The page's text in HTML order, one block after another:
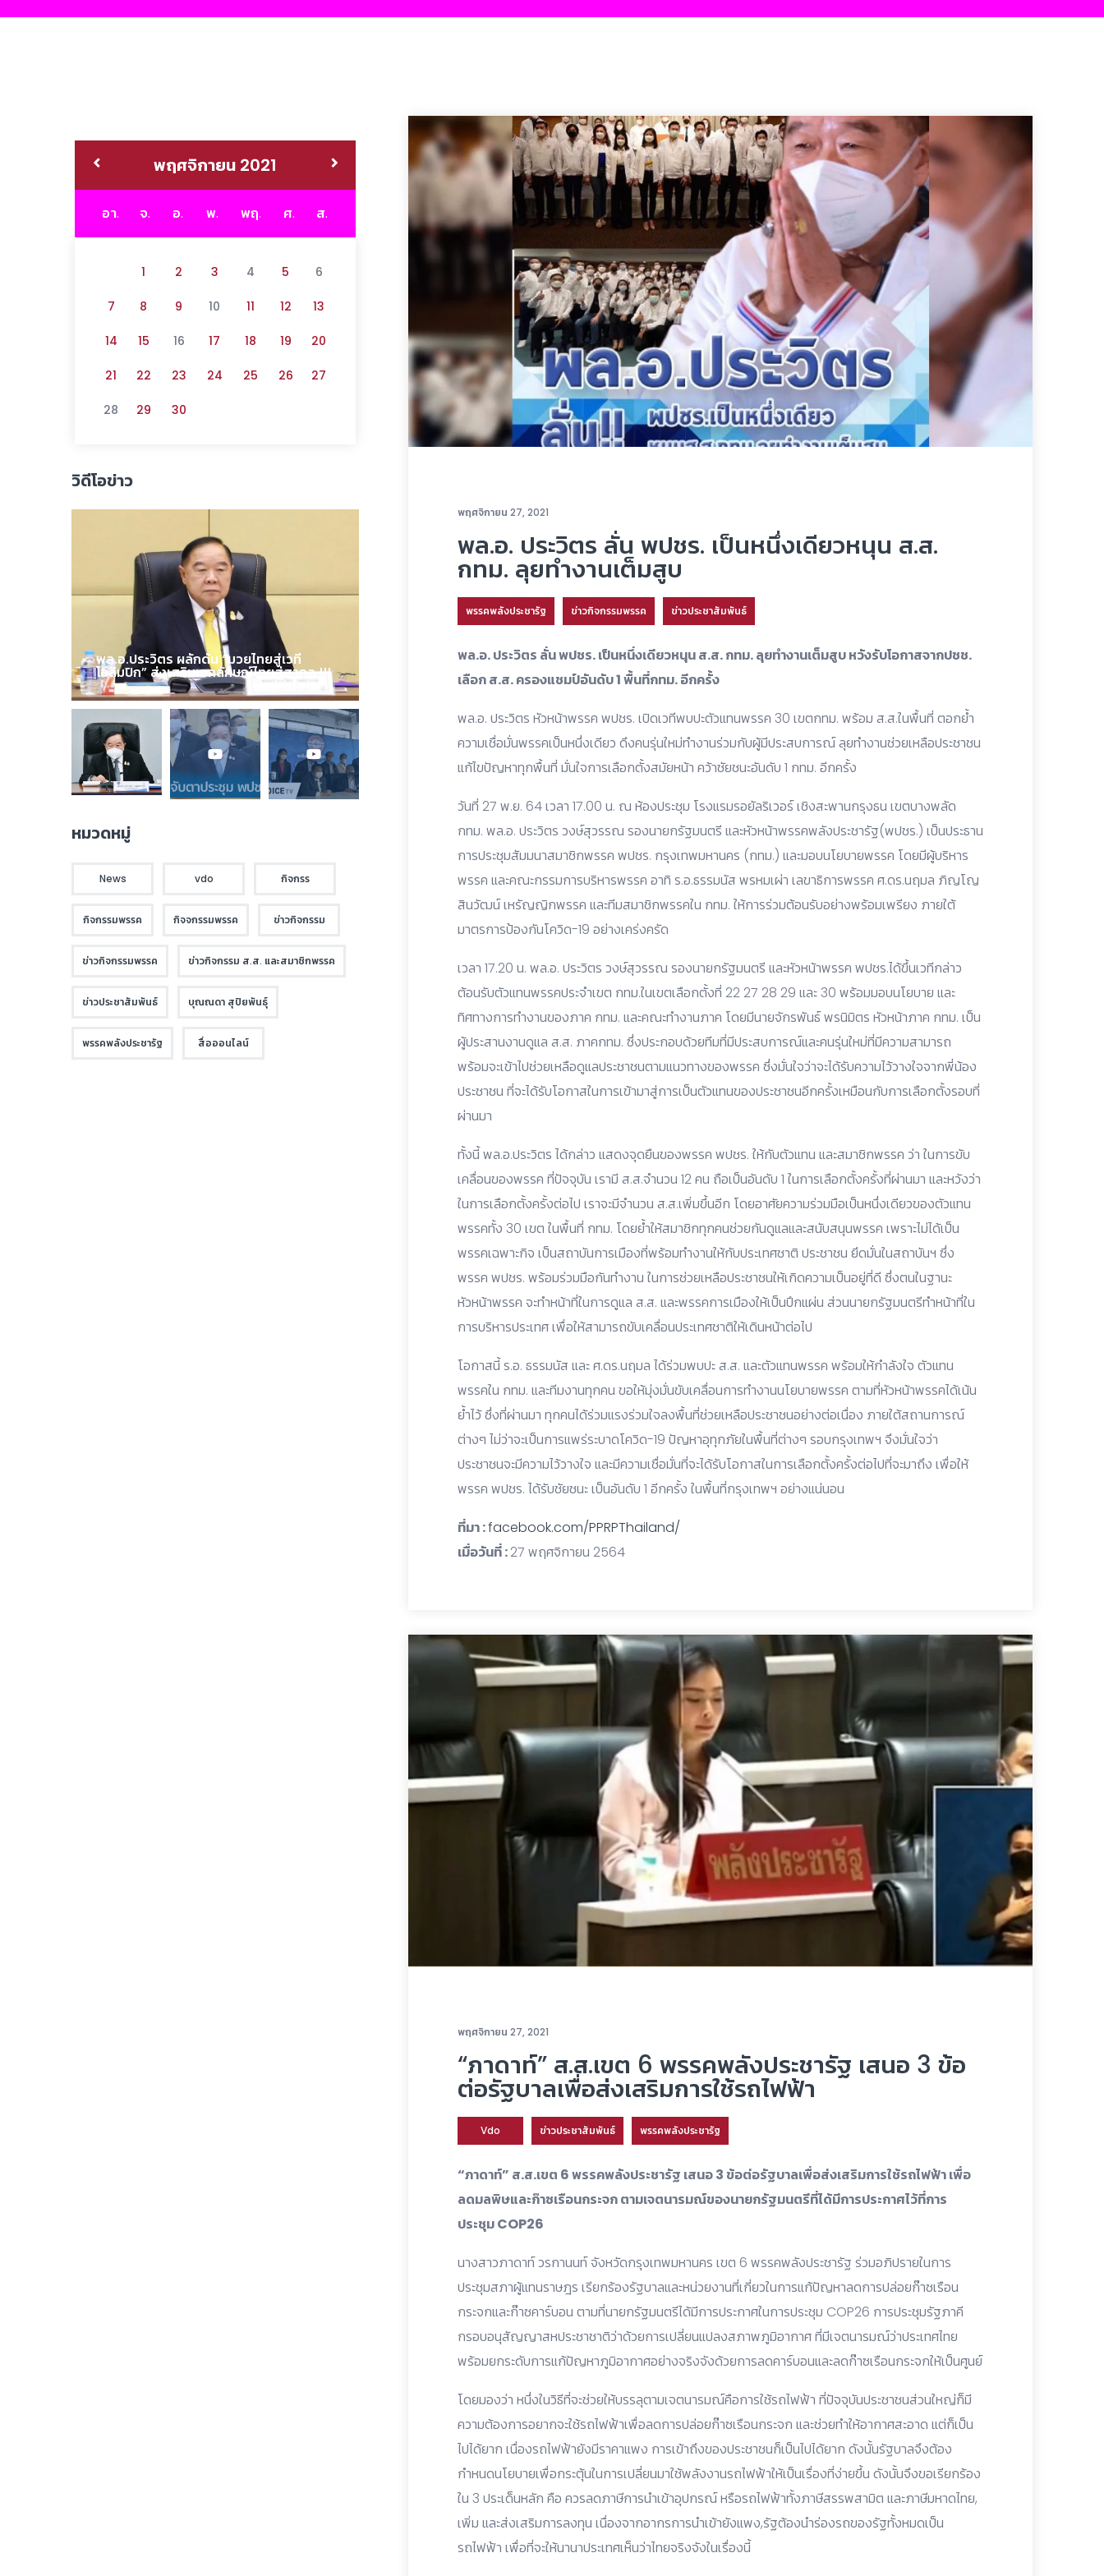
พฤศจิกายน 27, 2021
พล.อ. ประวิตร ลั่น พปชร. เป็นหนึ่งเดียวหนุน ส.ส.
กทม. ลุยทำงานเต็มสูบ
พรรคพลังประชารัฐ ข่าวกิจกรรมพรรค ข่าวประชาสัมพันธ์
พล.อ. ประวิตร ลั่น พปชร. เป็นหนึ่งเดียวหนุน ส.ส. กทม. ลุยทำงานเต็มสูบ หวังรับโอกาสจากปชช.
เลือก ส.ส. ครองแชมป์อันดับ 1 พื้นที่กทม. อีกครั้ง
พล.อ. ประวิตร หัวหน้าพรรค พปชร. เปิดเวทีพบปะตัวแทนพรรค 30 เขตกทม. พร้อม ส.ส.ในพื้นที่ ตอกย้ำ
ความเชื่อมั่นพรรคเป็นหนึ่งเดียว ดึงคนรุ่นใหม่ทำงานร่วมกับผู้มีประสบการณ์ ลุยทำงานช่วยเหลือประชาชน
แก้ไขปัญหาทุกพื้นที่ มั่นใจการเลือกตั้งสมัยหน้า คว้าชัยชนะอันดับ 1 กทม. อีกครั้ง
วันที่ 27 พ.ย. 64 เวลา 17.00 น. ณ ห้องประชุม โรงแรมรอยัลริเวอร์ เชิงสะพานกรุงธน เขตบางพลัด
กทม. พล.อ. ประวิตร วงษ์สุวรรณ รองนายกรัฐมนตรี และหัวหน้าพรรคพลังประชารัฐ(พปชร.) เป็นประธาน
การประชุมสัมมนาสมาชิกพรรค พปชร. กรุงเทพมหานคร (กทม.) และมอบนโยบายพรรค โดยมีผู้บริหาร
พรรค และคณะกรรมการบริหารพรรค อาทิ ร.อ.ธรรมนัส พรหมเผ่า เลขาธิการพรรค ศ.ดร.นฤมล ภิญโญ
สินวัฒน์ เหรัญญิกพรรค และทีมสมาชิกพรรคใน กทม. ให้การร่วมต้อนรับอย่างพร้อมเพรียง ภายใต้
มาตรการป้องกันโควิด-19 อย่างเคร่งครัด
เวลา 17.20 น. พล.อ. ประวิตร วงษ์สุวรรณ รองนายกรัฐมนตรี และหัวหน้าพรรค พปชร.ได้ขึ้นเวทีกล่าว
ต้อนรับตัวแทนพรรคประจำเขต กทม.ในเขตเลือกตั้งที่ 22 27 28 29 และ 30 พร้อมมอบนโยบาย และ
ทิศทางการทำงานของภาค กทม. และคณะทำงานภาค โดยมีนายจักรพันธ์ พรนิมิตร หัวหน้าภาค กทม. เป็น
ผู้ประสานงานดูแล ส.ส. ภาคกทม. ซึ่งประกอบด้วยทีมที่มีประสบการณ์และคนรุ่นใหม่ที่มีความสามารถ
พร้อมจะเข้าไปช่วยเหลือดูแลประชาชนตามแนวทางของพรรค ซึ่งมั่นใจว่าจะได้รับความไว้วางใจจากพี่น้อง
ประชาชน ที่จะได้รับโอกาสในการเข้ามาสู่การเป็นตัวแทนของประชาชนอีกครั้งเหมือนกับการเลือกตั้งรอบที่
ผ่านมา
ทั้งนี้ พล.อ.ประวิตร ได้กล่าว แสดงจุดยืนของพรรค พปชร. ให้กับตัวแทน และสมาชิกพรรค ว่า ในการขับ
เคลื่อนของพรรค ที่ปัจจุบัน เรามี ส.ส.จำนวน 12 คน ถือเป็นอันดับ 1 ในการเลือกตั้งครั้งที่ผ่านมา และหวังว่า
ในการเลือกตั้งครั้งต่อไป เราจะมีจำนวน ส.ส.เพิ่มขึ้นอีก โดยอาศัยความร่วมมือเป็นหนึ่งเดียวของตัวแทน
พรรคทั้ง 30 เขต ในพื้นที่ กทม. โดยย้ำให้สมาชิกทุกคนช่วยกันดูแลและสนับสนุนพรรค เพราะไม่ได้เป็น
พรรคเฉพาะกิจ เป็นสถาบันการเมืองที่พร้อมทำงานให้กับประเทศชาติ ประชาชน ยึดมั่นในสถาบันฯ ซึ่ง
พรรค พปชร. พร้อมร่วมมือกันทำงาน ในการช่วยเหลือประชาชนให้เกิดความเป็นอยู่ที่ดี ซึ่งตนในฐานะ
หัวหน้าพรรค จะทำหน้าที่ในการดูแล ส.ส. และพรรคการเมืองให้เป็นปึกแผ่น ส่วนนายกรัฐมนตรีทำหน้าที่ใน
การบริหารประเทศ เพื่อให้สามารถขับเคลื่อนประเทศชาติให้เดินหน้าต่อไป
โอกาสนี้ ร.อ. ธรรมนัส และ ศ.ดร.นฤมล ได้ร่วมพบปะ ส.ส. และตัวแทนพรรค พร้อมให้กำลังใจ ตัวแทน
พรรคใน กทม. และทีมงานทุกคน ขอให้มุ่งมั่นขับเคลื่อนการทำงานนโยบายพรรค ตามที่หัวหน้าพรรคได้เน้น
ย้ำไว้ ซึ่งที่ผ่านมา ทุกคนได้ร่วมแรงร่วมใจลงพื้นที่ช่วยเหลือประชาชนอย่างต่อเนื่อง ภายใต้สถานการณ์
ต่างๆ ไม่ว่าจะเป็นการแพร่ระบาดโควิด-19 ปัญหาอุทุกภัยในพื้นที่ต่างๆ รอบกรุงเทพฯ จึงมั่นใจว่า
ประชาชนจะมีความไว้วางใจ และมีความเชื่อมั่นที่จะได้รับโอกาสในการเลือกตั้งครั้งต่อไปที่จะมาถึง เพื่อให้
พรรค พปชร. ได้รับชัยชนะ เป็นอันดับ 1 อีกครั้ง ในพื้นที่กรุงเทพฯ อย่างแน่นอน
ที่มา :facebook.com/PPRPThailand/
เมื่อวันที่ :27 พฤศจิกายน 2564
พฤศจิกายน 27, 2021
“ภาดาท์” ส.ส.เขต 6 พรรคพลังประชารัฐ เสนอ 3 ข้อ
ต่อรัฐบาลเพื่อส่งเสริมการใช้รถไฟฟ้า
Vdo ข่าวประชาสัมพันธ์ พรรคพลังประชารัฐ
“ภาดาท์” ส.ส.เขต 6 พรรคพลังประชารัฐ เสนอ 3 ข้อต่อรัฐบาลเพื่อส่งเสริมการใช้รถไฟฟ้า เพื่อ
ลดมลพิษและก๊าซเรือนกระจก ตามเจตนารมณ์ของนายกรัฐมนตรีที่ได้มีการประกาศไว้ที่การ
ประชุม COP26
นางสาวภาดาท์ วรกานนท์ จังหวัดกรุงเทพมหานคร เขต 6 พรรคพลังประชารัฐ ร่วมอภิปรายในการ
ประชุมสภาผู้แทนราษฎร เรียกร้องรัฐบาลและหน่วยงานที่เกี่ยวในการแก้ปัญหาลดการปล่อยก๊าซเรือน
กระจกและก๊าซคาร์บอน ตามที่นายกรัฐมนตรีได้มีการประกาศในการประชุม COP26 การประชุมรัฐภาคี
กรอบอนุสัญญาสหประชาชาติว่าด้วยการเปลี่ยนแปลงสภาพภูมิอากาศ ที่มีเจตนารมณ์ว่าประเทศไทย
พร้อมยกระดับการแก้ปัญหาภูมิอากาศอย่างจริงจังด้วยการลดคาร์บอนและลดก๊าซเรือนกระจกให้เป็นศูนย์
โดยมองว่า หนึ่งในวิธีที่จะช่วยให้บรรลุตามเจตนารมณ์คือการใช้รถไฟฟ้า ที่ปัจจุบันประชาชนส่วนใหญ่ก็มี
ความต้องการอยากจะใช้รถไฟฟ้าเพื่อลดการปล่อยก๊าซเรือนกระจก และช่วยทำให้อากาศสะอาด แต่ก็เป็น
ไปได้ยาก เนื่องรถไฟฟ้ายังมีราคาแพง การเข้าถึงของประชาชนก็เป็นไปได้ยาก ดังนั้นรัฐบาลจึงต้อง
กำหนดนโยบายเพื่อกระตุ้นในการเปลี่ยนมาใช้พลังงานรถไฟฟ้าให้เป็นเรื่องที่ง่ายขึ้น ดังนั้นจึงขอเรียกร้อง
ใน 3 ประเด็นหลัก คือ ควรลดภาษีการนำเข้าอุปกรณ์ หรือรถไฟฟ้าทั้งภาษีสรรพสามิต และภาษีมหาดไทย,
เพิ่ม และส่งเสริมการลงทุน เนื่องจากอากรการนำเข้ายังแพง,รัฐต้องนำร่องรถของรัฐทั้งหมดเป็น
รถไฟฟ้า เพื่อที่จะให้นานาประเทศเห็นว่าไทยจริงจังในเรื่องนี้
พฤศจิกายน 2021
อา. จ. อ. พ. พฤ. ศ. ส.
1 2 3 4 5 6
7 8 9 10 11 12 13
14 15 16 17 18 19 20
21 22 23 24 25 26 27
28 29 30
วิดีโอข่าว
พล.อ.ประวิตร ผลักดัน “มวยไทยสู่เวที
โอลิมปิก” ส่งเสริมเอกลักษณ์ไทยสู่สากล !!!
หมวดหมู่
News vdo กิจกรร
กิจกรรมพรรค กิจจกรรมพรรค ข่าวกิจกรรม
ข่าวกิจกรรมพรรค ข่าวกิจกรรม ส.ส. และสมาชิกพรรค
ข่าวประชาสัมพันธ์ บุณณดา สุปิยพันธุ์
พรรคพลังประชารัฐ สื่อออนไลน์